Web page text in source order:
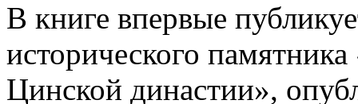
В книге впервые
исторического
Цинской династии»,